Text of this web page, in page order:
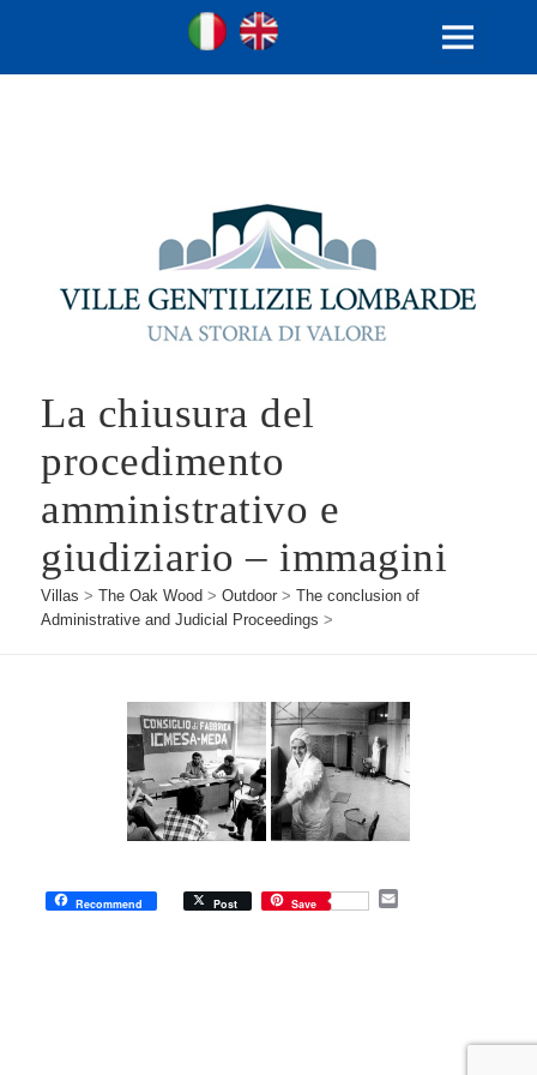
Ville Gentilizie Lombarde
Ita
MENU
La chiusura del
procedimento
amministrativo e
giudiziario – immagini
Villas >The Oak Wood >Outdoor >The conclusion of
Administrative and Judicial Proceedings >
Recommend Post Save